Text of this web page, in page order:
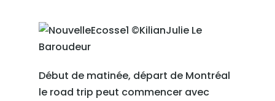
Début de matinée, départ de Montréal
le road trip peut commencer avec